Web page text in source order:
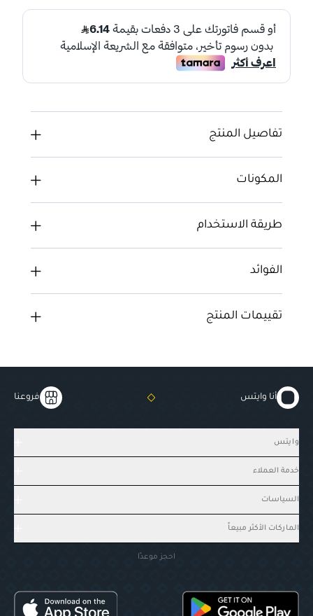
تفاصيل المنتج
المكونات
طريقة الاستخدام
الفوائد
تقييمات المنتج
أنا وايتس فروعنا
وايتس
خدمة العملاء
السياسات
الماركات الأكثر مبيعاً
احجز موعدًا